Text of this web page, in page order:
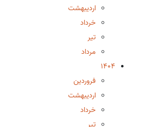
اردیبهشت
خرداد
تیر
مرداد
1404
فروردین
اردیبهشت
خرداد
تیر